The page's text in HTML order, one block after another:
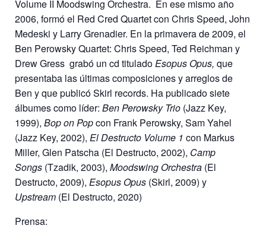
Volume II Moodswing Orchestra. En ese mismo año
2006, formó el Red Cred Quartet con Chris Speed, John
Medeski y Larry Grenadier. En la primavera de 2009, el
Ben Perowsky Quartet: Chris Speed, Ted Reichman y
Drew Gress grabó un cd tituladoEsopus Opus, que
presentaba las últimas composiciones y arreglos de
Ben y que publicó Skirl records. Ha publicado siete
álbumes como líder: Ben Perowsky Trio (Jazz Key,
1999), Bop on Popcon Frank Perowsky, Sam Yahel
(Jazz Key, 2002), El Destructo Volume 1 con Markus
Miller, Glen Patscha (El Destructo, 2002), Camp
Songs (Tzadik, 2003), Moodswing Orchestra (El
Destructo, 2009), Esopus Opus (Skirl, 2009) y
Upstream (El Destructo, 2020)
Prensa: